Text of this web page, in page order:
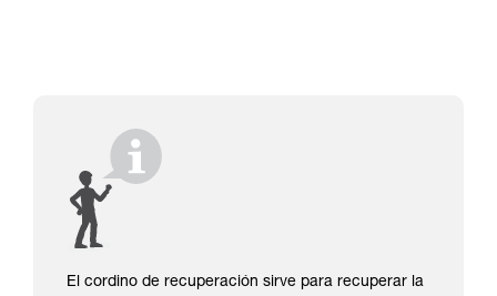
El cordino de recuperación sirve para recuperar la